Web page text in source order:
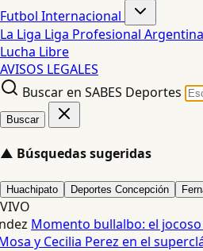
Futbol Internacional
La Liga Liga Profesional Argentina
Lucha Libre
AVISOS LEGALES
Buscar en SABES Deportes
Buscar
▲ Búsquedas sugeridas
Huachipato Deportes Concepción
VIVO
Momento bullalbo: el jocoso
y Cecilia Perez en el